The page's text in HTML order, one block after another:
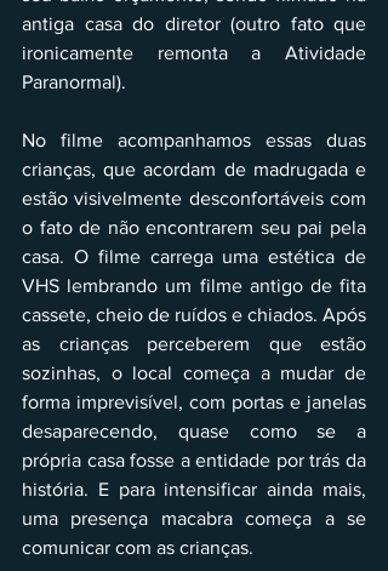
antiga casa do diretor (outro fato que
ironicamente remonta a Atividade
Paranormal).
No filme acompanhamos essas duas
crianças, que acordam de madrugada e
estão visivelmente desconfortáveis com
o fato de não encontrarem seu pai pela
casa. O filme carrega uma estética de
VHS lembrando um filme antigo de fita
cassete, cheio de ruídos e chiados. Após
as crianças perceberem que estão
sozinhas, o local começa a mudar de
forma imprevisível, com portas e janelas
desaparecendo, quase como se a
própria casa fosse a entidade por trás da
história. E para intensificar ainda mais,
uma presença macabra começa a se
comunicar com as crianças.